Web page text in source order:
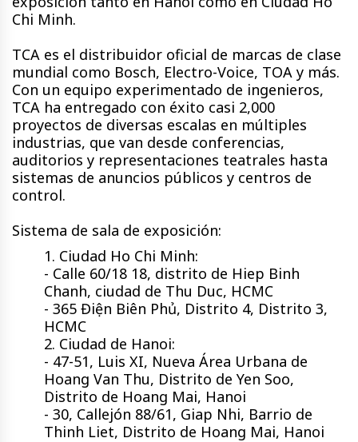
Chi Minh.
TCA es el distribuidor oficial de marcas de clase
mundial como Bosch, Electro-Voice, TOA y más.
Con un equipo experimentado de ingenieros,
TCA ha entregado con éxito casi 2,000
proyectos de diversas escalas en múltiples
industrias, que van desde conferencias,
auditorios y representaciones teatrales hasta
sistemas de anuncios públicos y centros de
control.
Sistema de sala de exposición:
1. Ciudad Ho Chi Minh:
- Calle 60/18 18, distrito de Hiep Binh
Chanh, ciudad de Thu Duc, HCMC
- 365 Điện Biên Phủ, Distrito 4, Distrito 3,
HCMC
2. Ciudad de Hanoi:
- 47-51, Luis XI, Nueva Área Urbana de
Hoang Van Thu, Distrito de Yen Soo,
Distrito de Hoang Mai, Hanoi
- 30, Callejón 88/61, Giap Nhi, Barrio de
Thinh Liet, Distrito de Hoang Mai, Hanoi